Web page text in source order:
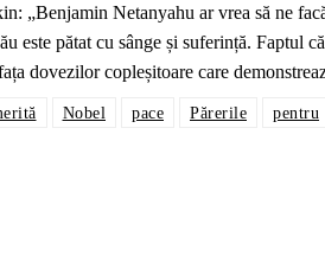
„Benjamin Netanyahu ar vrea să ne
este pătat cu sânge și suferință. Faptul
dovezilor copleșitoare care
Nobel pace Părerile pentru